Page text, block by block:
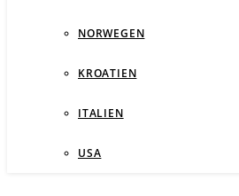
NORWEGEN
KROATIEN
ITALIEN
USA